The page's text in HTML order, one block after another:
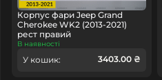
Корпус фари Jeep Grand
Cherokee WK2 (2013-2021)
рест правий
В наявності
У кошик: 3403.00 ₴